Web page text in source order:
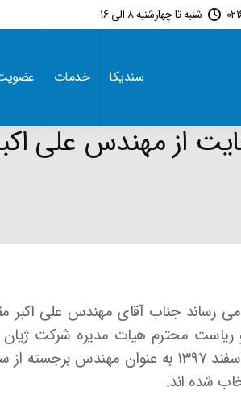
شنبه تا چهارشنبه 8 الی 16
سندیکا خدمات
از مهندس علی
رساند جناب آقای مهندس علی اکبر
و ریاست محترم هیات مدیره شرکت
ایران در اسفند ۱۳۹۷ به عنوان
شده اند.